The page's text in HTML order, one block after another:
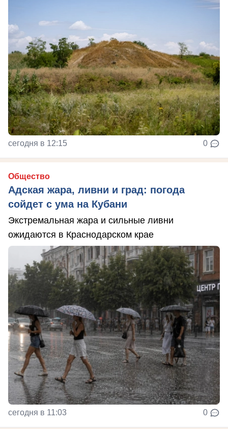
сегодня в 12:15 0
Общество
Адская жара, ливни и град: погода
сойдет с ума на Кубани
Экстремальная жара и сильные ливни
ожидаются в Краснодарском крае
сегодня в 11:03 0